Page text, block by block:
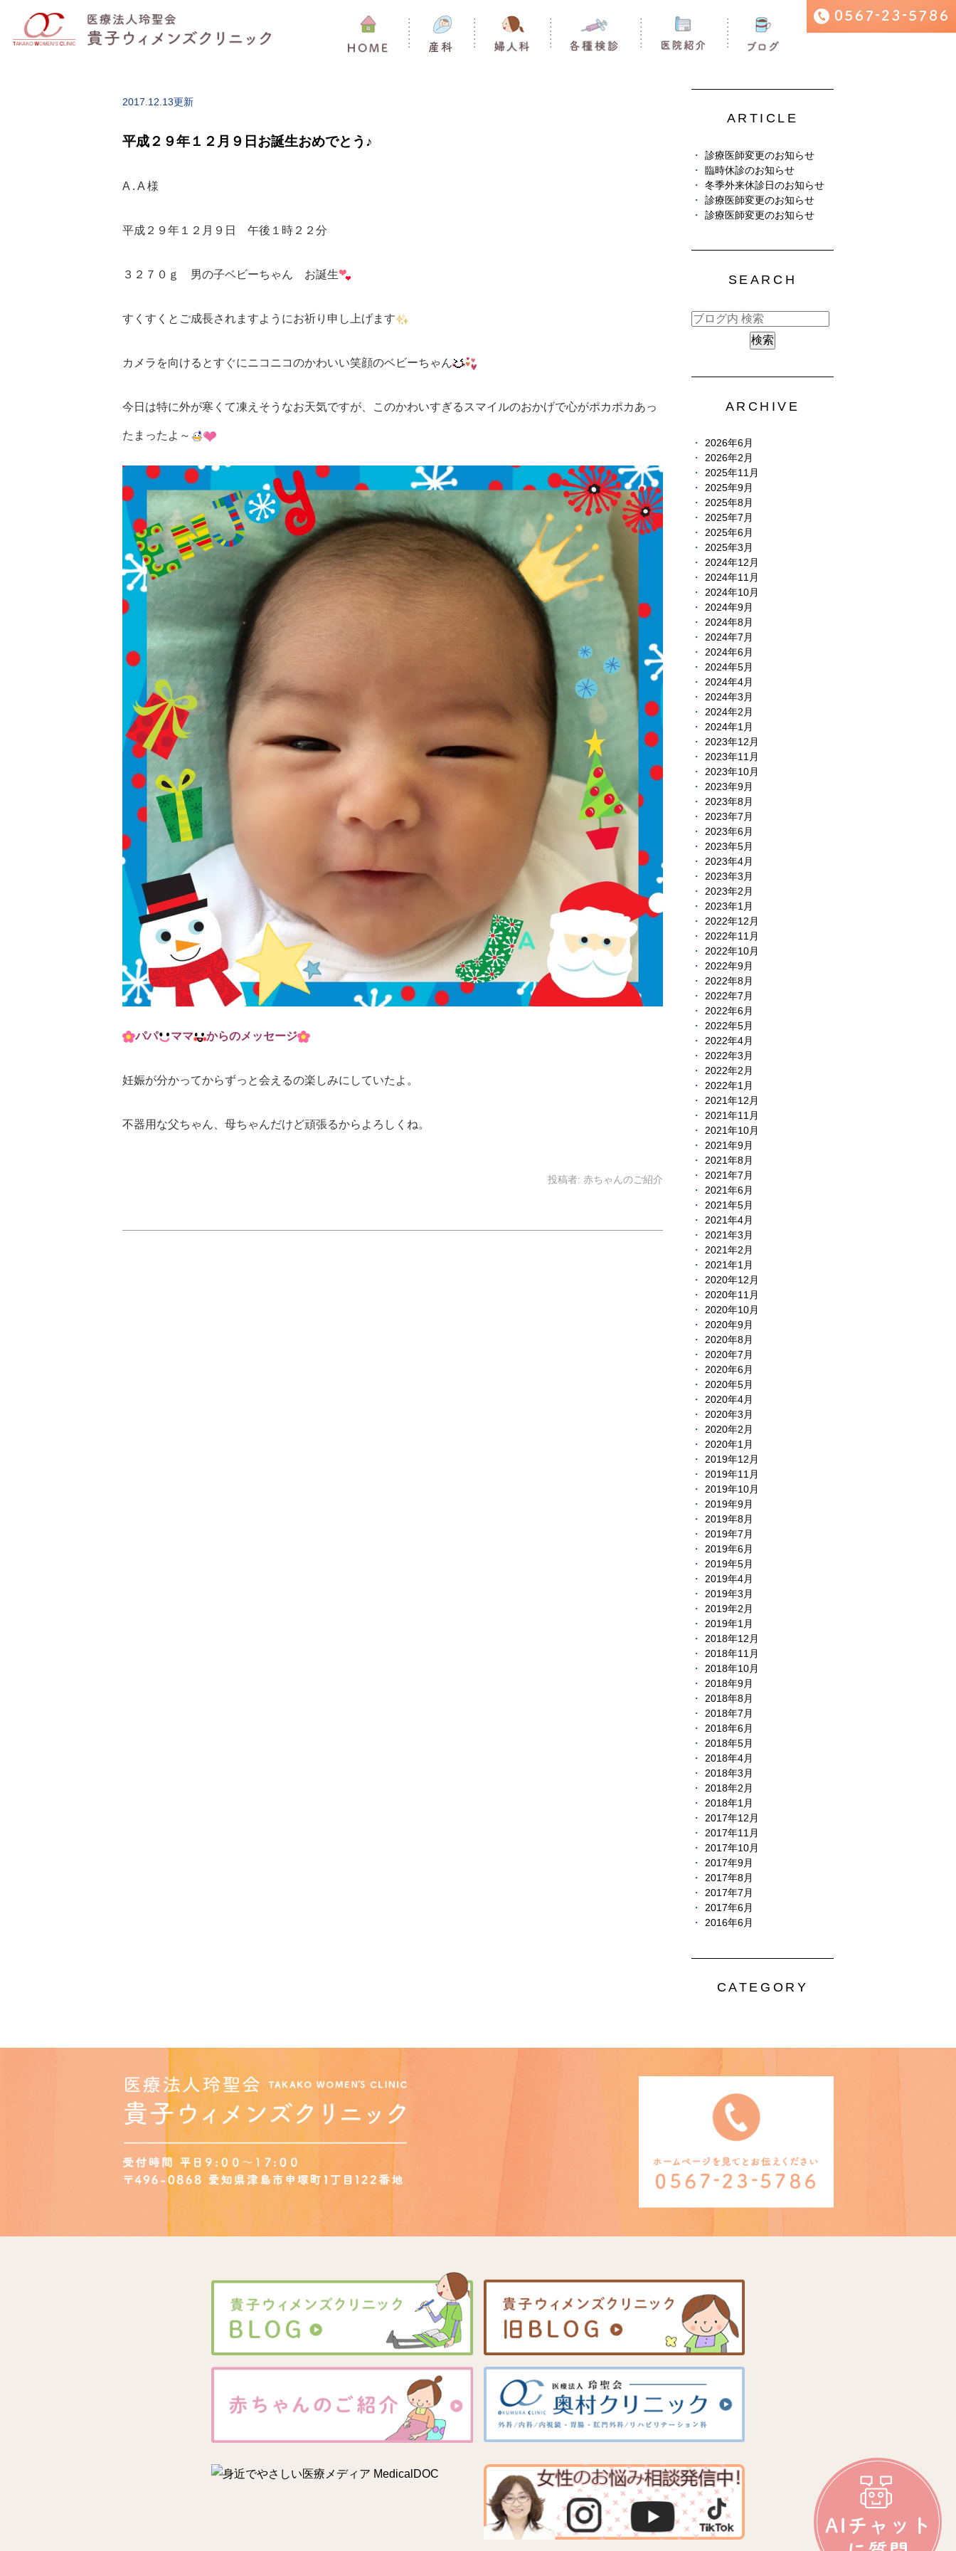
2017.12.13更新
平成２９年１２月９日お誕生おめでとう♪
A . A 様
平成２９年１２月９日 午後１時２２分
３２７０ｇ 男の子ベビーちゃん お誕生
すくすくとご成長されますようにお祈り申し上げます
カメラを向けるとすぐにニコニコのかわいい笑顔のベビーちゃん
今日は特に外が寒くて凍えそうなお天気ですが、このかわいすぎるスマイルのおかげで心がポカポカあっ
たまったよ～
パパ ママ からのメッセージ
妊娠が分かってからずっと会えるの楽しみにしていたよ。
不器用な父ちゃん、母ちゃんだけど頑張るからよろしくね。
投稿者: 赤ちゃんのご紹介
ARTICLE
診療医師変更のお知らせ
臨時休診のお知らせ
冬季外来休診日のお知らせ
診療医師変更のお知らせ
診療医師変更のお知らせ
SEARCH
ARCHIVE
2026年6月
2026年2月
2025年11月
2025年9月
2025年8月
2025年7月
2025年6月
2025年3月
2024年12月
2024年11月
2024年10月
2024年9月
2024年8月
2024年7月
2024年6月
2024年5月
2024年4月
2024年3月
2024年2月
2024年1月
2023年12月
2023年11月
2023年10月
2023年9月
2023年8月
2023年7月
2023年6月
2023年5月
2023年4月
2023年3月
2023年2月
2023年1月
2022年12月
2022年11月
2022年10月
2022年9月
2022年8月
2022年7月
2022年6月
2022年5月
2022年4月
2022年3月
2022年2月
2022年1月
2021年12月
2021年11月
2021年10月
2021年9月
2021年8月
2021年7月
2021年6月
2021年5月
2021年4月
2021年3月
2021年2月
2021年1月
2020年12月
2020年11月
2020年10月
2020年9月
2020年8月
2020年7月
2020年6月
2020年5月
2020年4月
2020年3月
2020年2月
2020年1月
2019年12月
2019年11月
2019年10月
2019年9月
2019年8月
2019年7月
2019年6月
2019年5月
2019年4月
2019年3月
2019年2月
2019年1月
2018年12月
2018年11月
2018年10月
2018年9月
2018年8月
2018年7月
2018年6月
2018年5月
2018年4月
2018年3月
2018年2月
2018年1月
2017年12月
2017年11月
2017年10月
2017年9月
2017年8月
2017年7月
2017年6月
2016年6月
CATEGORY